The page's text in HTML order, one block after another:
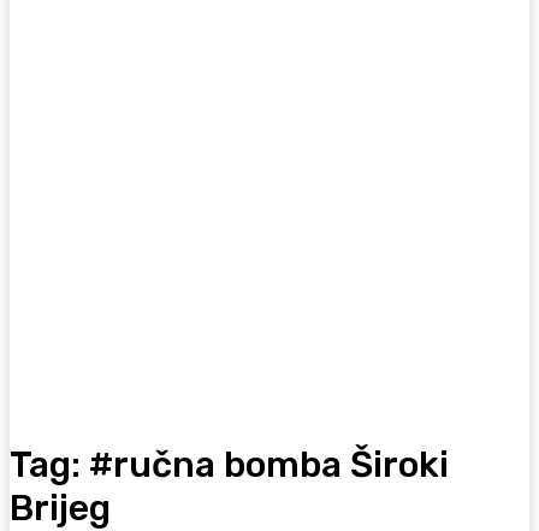
Tag: #ručna bomba Široki
Brijeg